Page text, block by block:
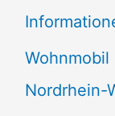
n
n
a
Nordrhein-